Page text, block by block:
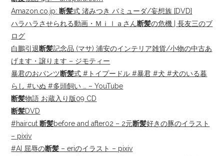
Amazon.co.jp: 断髪式 渚みつき バミューダ/妄想族 [DVD]
ハラハラさせられる動画・Ｍｉｌａさん断髪の危機 | 長友三のブ
ログ
白鵬引退断髪記念品 (マサ) 浦安のインテリア雑貨/小物の中古あ
げます・譲ります – ジモティー
暴君のおパンツ断髪式 #トイプードル #暴君 #犬 #犬のいる暮
らし #いぬ #多頭飼い … – YouTube
断髪物語 お蔵入り版09 CD
断髪DVD
#haircut 断髪before and after02 – 2元断髪好きの豚のイラスト
– pixiv
#AI 屈辱の断髪 – eriのイラスト – pixiv